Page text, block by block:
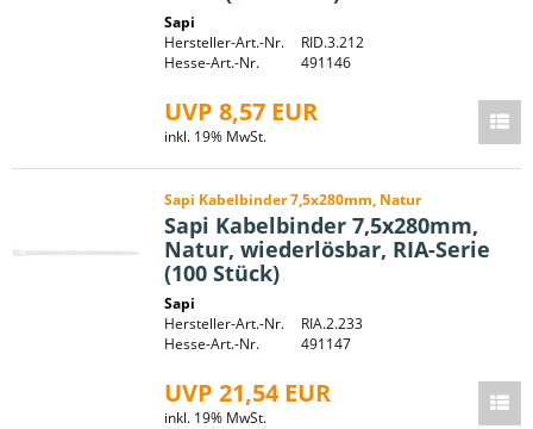
Sapi
Hersteller-Art.-Nr.
RID.3.212
Hesse-Art.-Nr.
491146
UVP 8,57 EUR
inkl. 19% MwSt.
Sapi Kabelbinder 7,5x280mm, Natur
Sapi Kabelbinder 7,5x280mm,
Natur, wiederlösbar, RIA-Serie
(100 Stück)
Sapi
Hersteller-Art.-Nr.
RIA.2.233
Hesse-Art.-Nr.
491147
UVP 21,54 EUR
inkl. 19% MwSt.